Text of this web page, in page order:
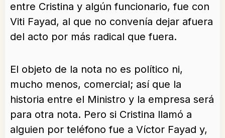
entre Cristina y algún funcionario, fue con
Viti Fayad, al que no convenía dejar afuera
del acto por más radical que fuera.
El objeto de la nota no es político ni,
mucho menos, comercial; así que la
historia entre el Ministro y la empresa será
para otra nota. Pero si Cristina llamó a
alguien por teléfono fue a Víctor Fayad y,